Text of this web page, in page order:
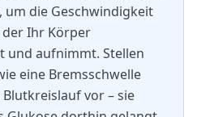
um die Geschwindigkeit
Ihr Körper
und aufnimmt. Stellen
eine Bremsschwelle
vor – sie